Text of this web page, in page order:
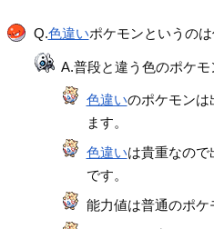
Q.色違いポケモンというの
A.普段と違う色のポケモ
色違いのポケモンは
ます。
色違いは貴重なので
です。
能力値は普通のポケ